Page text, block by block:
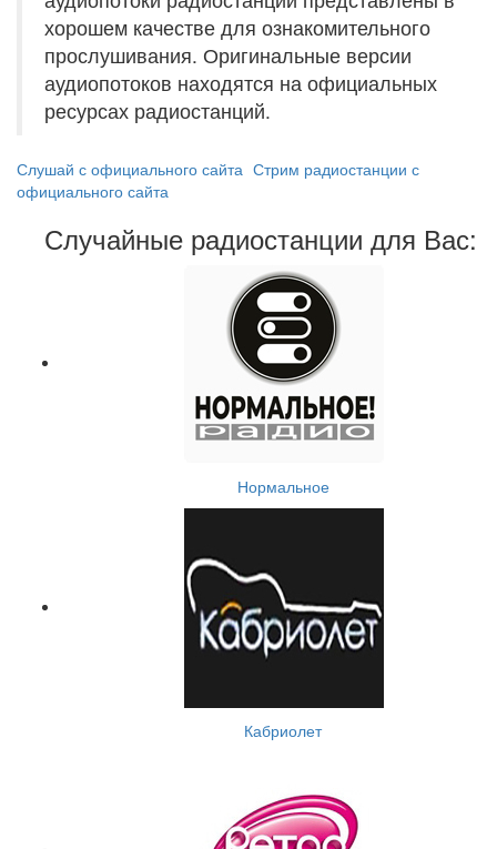
хорошем качестве для ознакомительного
прослушивания. Оригинальные версии
аудиопотоков находятся на официальных
ресурсах радиостанций.
Слушай с официального сайта Стрим радиостанции с
официального сайта
Случайные радиостанции для Вас:
Нормальное
Кабриолет